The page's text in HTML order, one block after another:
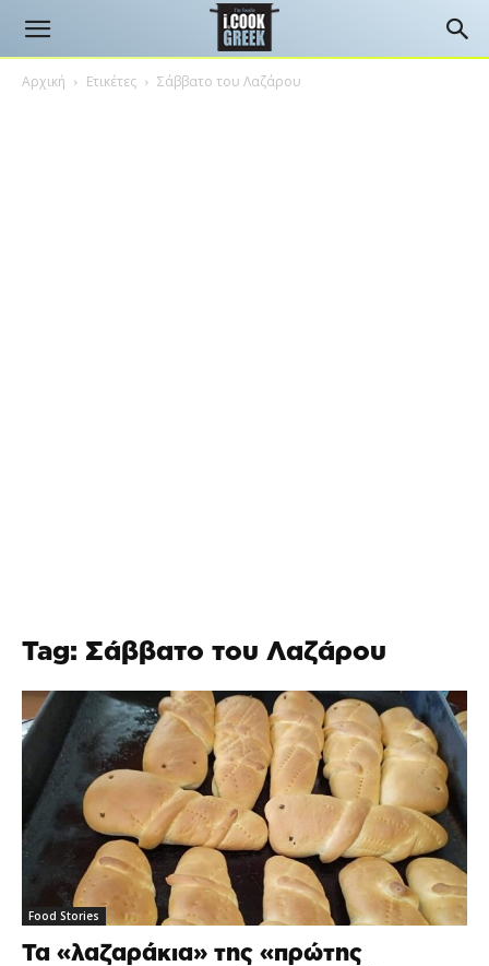
Αρχική Ετικέτες Σάββατο του Λαζάρου
Tag: Σάββατο του Λαζάρου
Food Stories
Τα «λαζαράκια» της «πρώτης